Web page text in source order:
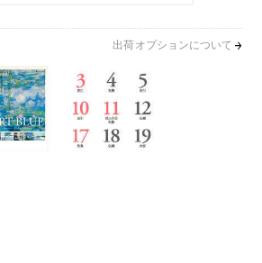
出荷オプションについて